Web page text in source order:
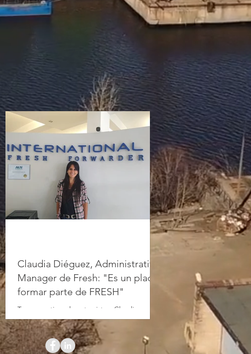
Claudia Diéguez, Administrative
Manager de Fresh: "Es un placer
formar parte de FRESH"
Te compartimos la entrevista a Claudia
Diéguez, Administrative Manager de
International Fresh Forwarder donde nos
cuenta los detalles de...